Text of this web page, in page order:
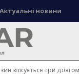
Актуальні новини
зіпсується при